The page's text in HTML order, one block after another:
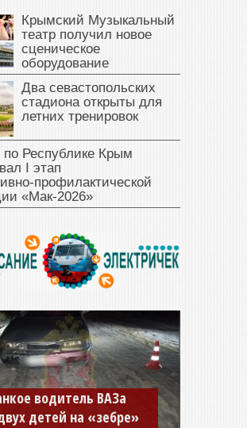
Крымский Музыкальный
театр получил новое
сценическое
оборудование
Два севастопольских
стадиона открыты для
летних тренировок
Республике Крым
I этап
«Мак‑2026»
водитель ВАЗа
детей на «зебре»